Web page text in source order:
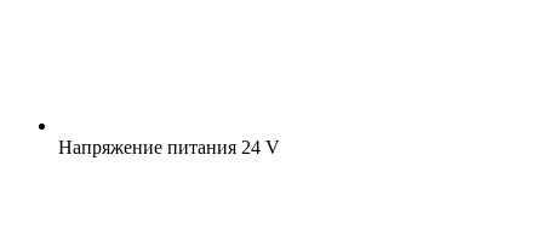
Напряжение питания 24 V